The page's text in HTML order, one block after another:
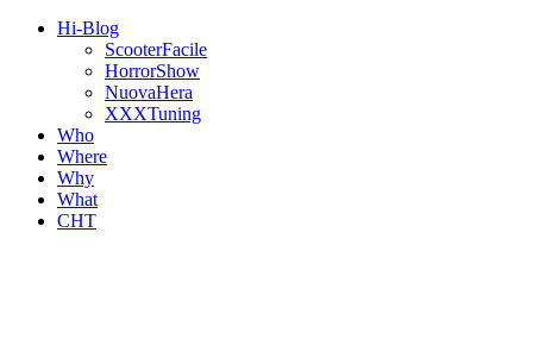
Hi-Blog
ScooterFacile
HorrorShow
NuovaHera
XXXTuning
Who
Where
Why
What
CHT